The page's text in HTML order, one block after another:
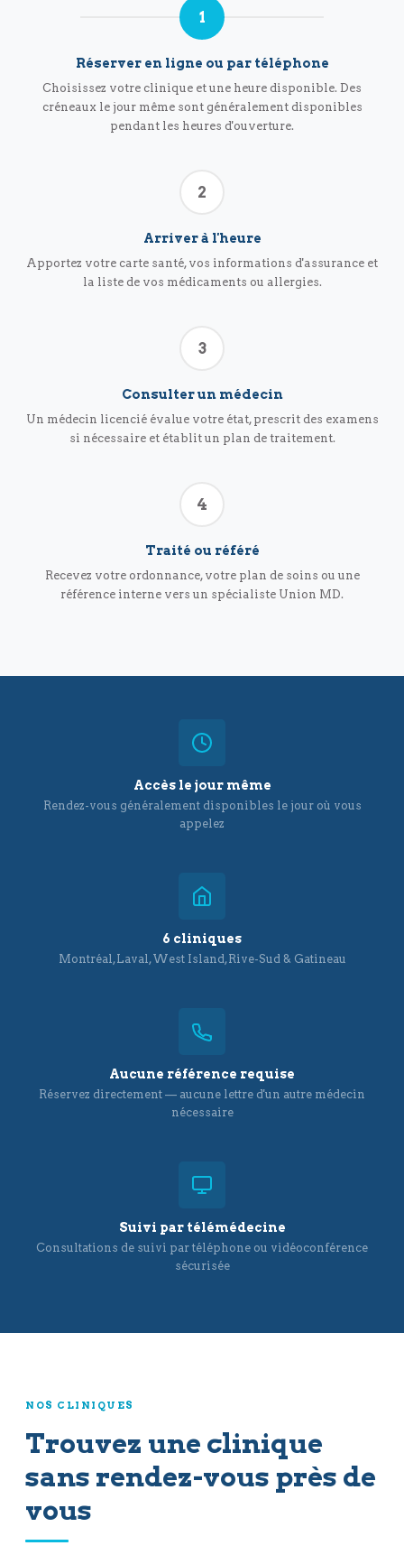
1
Réserver en ligne ou par téléphone
Choisissez votre clinique et une heure disponible. Des
créneaux le jour même sont généralement disponibles
pendant les heures d'ouverture.
2
Arriver à l'heure
Apportez votre carte santé, vos informations d'assurance et
la liste de vos médicaments ou allergies.
3
Consulter un médecin
Un médecin licencié évalue votre état, prescrit des examens
si nécessaire et établit un plan de traitement.
4
Traité ou référé
Recevez votre ordonnance, votre plan de soins ou une
référence interne vers un spécialiste Union MD.
Accès le jour même
Rendez-vous généralement disponibles le jour où vous
appelez
6 cliniques
Montréal, Laval, West Island, Rive-Sud & Gatineau
Aucune référence requise
Réservez directement — aucune lettre d'un autre médecin
nécessaire
Suivi par télémédecine
Consultations de suivi par téléphone ou vidéoconférence
sécurisée
NOS CLINIQUES
Trouvez une clinique
sans rendez-vous près de
vous